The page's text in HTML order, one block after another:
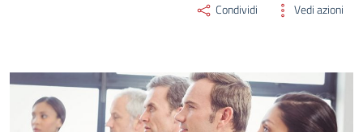
Condividi Vedi azioni